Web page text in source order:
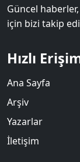
Güncel
için bizi takip
Hızlı
Ana Sayfa
Arşiv
Yazarlar
İletişim